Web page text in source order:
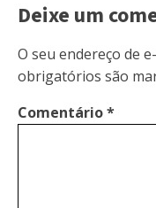
Deixe um
O seu endereço de
obrigatórios são
Comentário*